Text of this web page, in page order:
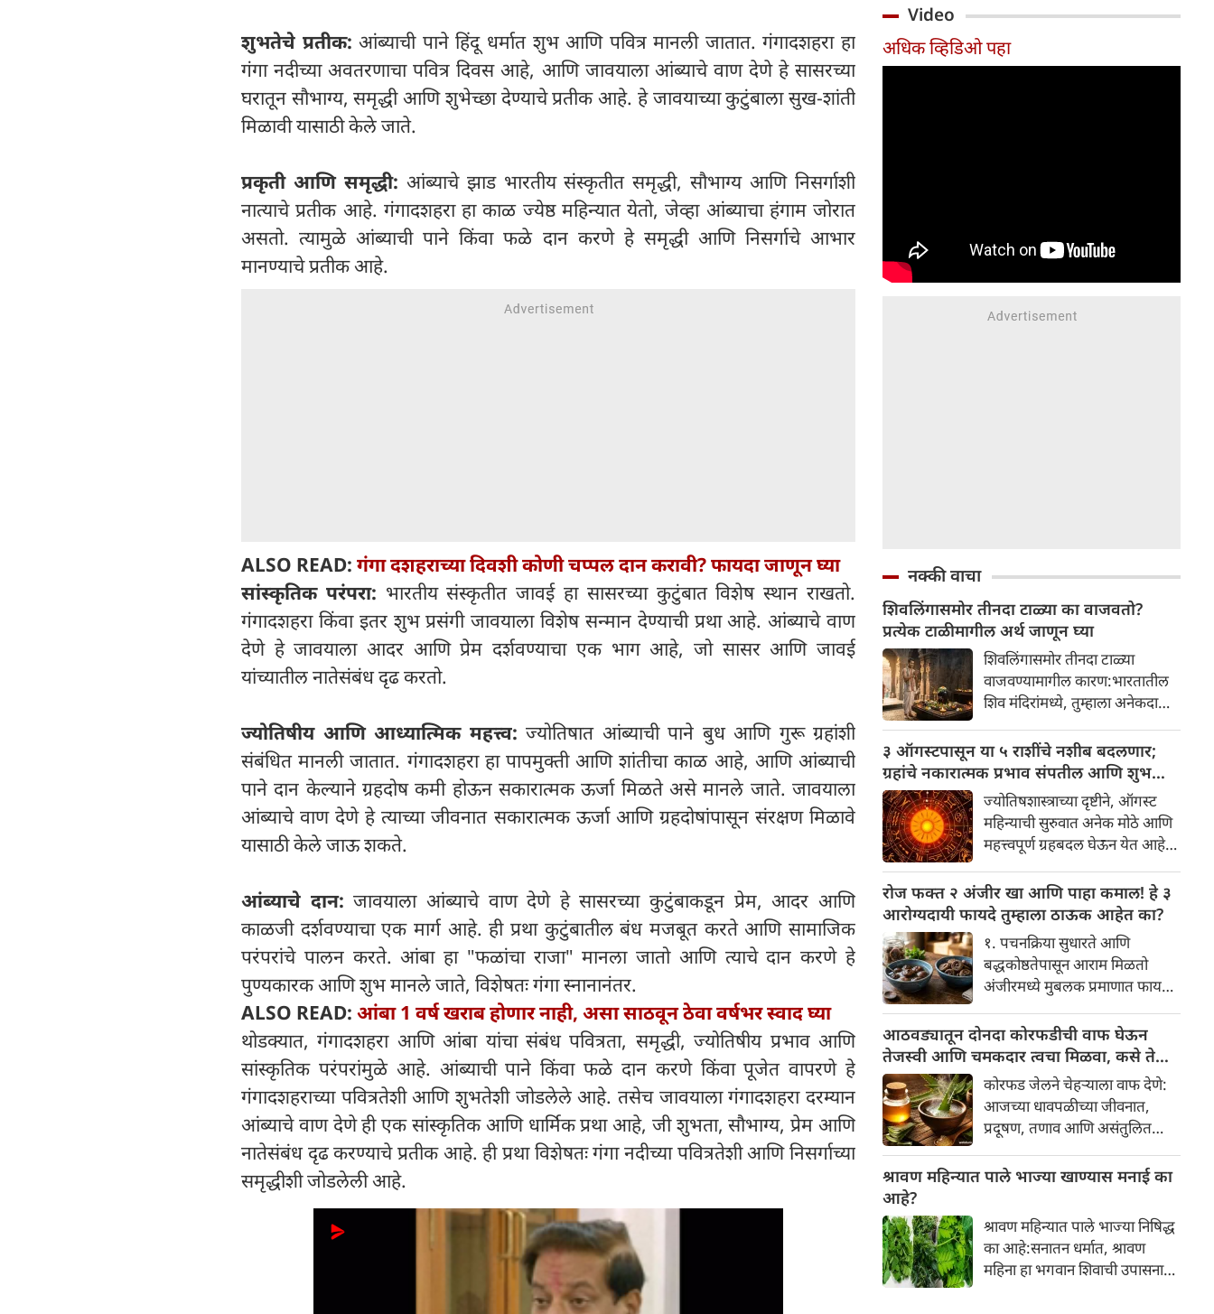
शुभतेचे प्रतीक: आंब्याची पाने हिंदू धर्मात शुभ आणि पवित्र मानली जातात. गंगादशहरा हा
गंगा नदीच्या अवतरणाचा पवित्र दिवस आहे, आणि जावयाला आंब्याचे वाण देणे हे सासरच्या
घरातून सौभाग्य, समृद्धी आणि शुभेच्छा देण्याचे प्रतीक आहे. हे जावयाच्या कुटुंबाला सुख-शांती
मिळावी यासाठी केले जाते.
प्रकृती आणि समृद्धी: आंब्याचे झाड भारतीय संस्कृतीत समृद्धी, सौभाग्य आणि निसर्गाशी
नात्याचे प्रतीक आहे. गंगादशहरा हा काळ ज्येष्ठ महिन्यात येतो, जेव्हा आंब्याचा हंगाम जोरात
असतो. त्यामुळे आंब्याची पाने किंवा फळे दान करणे हे समृद्धी आणि निसर्गाचे आभार
मानण्याचे प्रतीक आहे.
ALSO READ: गंगा दशहराच्या दिवशी कोणी चप्पल दान करावी? फायदा जाणून घ्या
सांस्कृतिक परंपरा: भारतीय संस्कृतीत जावई हा सासरच्या कुटुंबात विशेष स्थान राखतो.
गंगादशहरा किंवा इतर शुभ प्रसंगी जावयाला विशेष सन्मान देण्याची प्रथा आहे. आंब्याचे वाण
देणे हे जावयाला आदर आणि प्रेम दर्शवण्याचा एक भाग आहे, जो सासर आणि जावई
यांच्यातील नातेसंबंध दृढ करतो.
ज्योतिषीय आणि आध्यात्मिक महत्त्व: ज्योतिषात आंब्याची पाने बुध आणि गुरू ग्रहांशी
संबंधित मानली जातात. गंगादशहरा हा पापमुक्ती आणि शांतीचा काळ आहे, आणि आंब्याची
पाने दान केल्याने ग्रहदोष कमी होऊन सकारात्मक ऊर्जा मिळते असे मानले जाते. जावयाला
आंब्याचे वाण देणे हे त्याच्या जीवनात सकारात्मक ऊर्जा आणि ग्रहदोषांपासून संरक्षण मिळावे
यासाठी केले जाऊ शकते.
आंब्याचे दान:जावयाला आंब्याचे वाण देणे हे सासरच्या कुटुंबाकडून प्रेम, आदर आणि
काळजी दर्शवण्याचा एक मार्ग आहे. ही प्रथा कुटुंबातील बंध मजबूत करते आणि सामाजिक
परंपरांचे पालन करते. आंबा हा "फळांचा राजा" मानला जातो आणि त्याचे दान करणे हे
पुण्यकारक आणि शुभ मानले जाते, विशेषतः गंगा स्नानानंतर.
ALSO READ: आंबा 1 वर्ष खराब होणार नाही, असा साठवून ठेवा वर्षभर स्वाद घ्या
थोडक्यात, गंगादशहरा आणि आंबा यांचा संबंध पवित्रता, समृद्धी, ज्योतिषीय प्रभाव आणि
सांस्कृतिक परंपरांमुळे आहे. आंब्याची पाने किंवा फळे दान करणे किंवा पूजेत वापरणे हे
गंगादशहराच्या पवित्रतेशी आणि शुभतेशी जोडलेले आहे. तसेच जावयाला गंगादशहरा दरम्यान
आंब्याचे वाण देणे ही एक सांस्कृतिक आणि धार्मिक प्रथा आहे, जी शुभता, सौभाग्य, प्रेम आणि
नातेसंबंध दृढ करण्याचे प्रतीक आहे. ही प्रथा विशेषतः गंगा नदीच्या पवित्रतेशी आणि निसर्गाच्या
समृद्धीशी जोडलेली आहे.
निर्धारित करतं. विशेषकरून स्त्री
विवाह आणि पुरुषांच्या आजीविका
Video
अधिक व्हिडिओ पहा
नक्की वाचा
शिवलिंगासमोर तीनदा टाळ्या का वाजवतो?
प्रत्येक टाळीमागील अर्थ जाणून घ्या
शिवलिंगासमोर तीनदा टाळ्या
वाजवण्यामागील कारण:भारतातील
शिव मंदिरांमध्ये, तुम्हाला अनेकदा
वाजवताना दिसतील. ही एक सामान्य
प्रथा आहे, पण तुम्ही कधी विचार
केला आहे का की यामागे काय रहस्य
आहे आणि प्रत्येक टाळीचा अर्थ काय
आहे? हा केवळ एक विधी नाही, तर
यामागे खोलवर रुजलेल्या पौराणिक
श्रद्धा, आध्यात्मिक अर्थ आणि काही
वैज्ञानिक तर्कदेखील आहेत. चला, या
अनोख्या परंपरेमागील अर्थ
सविस्तरपणे समजून घेऊया.
३ ऑगस्टपासून या ५ राशींचे नशीब बदलणार;
ग्रहांचे नकारात्मक प्रभाव संपतील आणि शुभ
दिवसांची सुरुवात होईलज्योतिषशास्त्राच्या दृष्टीने, ऑगस्ट
महिन्याची सुरुवात अनेक मोठे आणि
महत्त्वपूर्ण ग्रहबदल घेऊन येत आहे.
हालचाल अनेक राशींच्या जीवनात
सकारात्मक बदल घडवून आणणार
आहे. विशेषतः ३ ऑगस्ट रोजी एक
अत्यंत दुर्मिळ आणि फलदायी
ग्रहस्थिती (संयोग) तयार होत आहे.
या दिवशी तयार होणारे शुभ योग,
ग्रहांची स्थिती आणि या गोचरमुळे
ज्यांचे नशीब उजळणार आहे अशा
भाग्यवान राशींबद्दल आपण जाणून
घेऊया!
रोज फक्त २ अंजीर खा आणि पाहा कमाल! हे ३
आरोग्यदायी फायदे तुम्हाला ठाऊक आहेत का?
१. पचनक्रिया सुधारते आणि
बद्धकोष्ठतेपासून आराम मिळतो
अंजीरमध्ये मुबलक प्रमाणात फायबर
बद्धकोष्ठता, गॅस किंवा अपचनाचा
त्रास होत असेल, तर अंजीर
तुमच्यासाठी वरदान ठरू शकते. हे
आतड्यांची स्वच्छता ठेवण्यास मदत
करते. पचनसंस्था मजबूत करून पोट
साफ होण्यास मदत करते.
आठवड्यातून दोनदा कोरफडीची वाफ घेऊन
तेजस्वी आणि चमकदार त्वचा मिळवा, कसे ते
जाणून घ्या
कोरफड जेलने चेहऱ्याला वाफ देणे:
आजच्या धावपळीच्या जीवनात,
प्रदूषण, तणाव आणि असंतुलित
नकारात्मक परिणाम होऊ शकतो.
होते, ज्यामुळे निस्तेजपणा, मुरुमे
आणि ब्लॅकहेड्स यांसारख्या समस्या
निर्माण होतात.
श्रावण महिन्यात पाले भाज्या खाण्यास मनाई का
आहे?
श्रावण महिन्यात पाले भाज्या निषिद्ध
का आहे:सनातन धर्मात, श्रावण
महिना हा भगवान शिवाची उपासना